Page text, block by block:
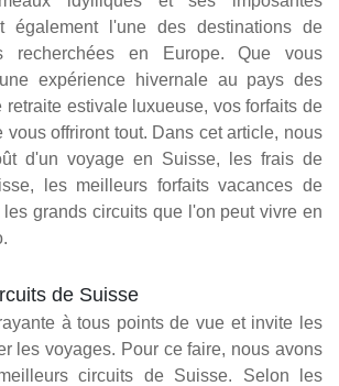
également l'une des destinations de
recherchées en Europe. Que vous
expérience hivernale au pays des
retraite estivale luxueuse, vos forfaits de
vous offriront tout. Dans cet article, nous
d'un voyage en Suisse, les frais de
les meilleurs forfaits vacances de
les grands circuits que l'on peut vivre en
de Suisse
à tous points de vue et invite les
les voyages. Pour ce faire, nous avons
circuits de Suisse. Selon les